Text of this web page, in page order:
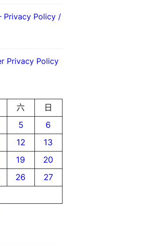
Privacy Policy /
Privacy Policy
六
日
5
6
12
13
19
20
26
27